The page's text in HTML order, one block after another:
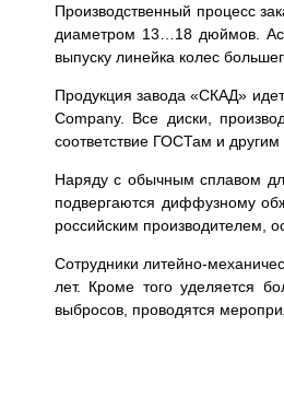
Производственный процесс
диаметром 13…18 дюймов.
выпуску линейка колес
Продукция завода «СКАД»
Company. Все диски,
соответствие ГОСТам и
Наряду с обычным сплавом
подвергаются диффузному
российским производителем,
Сотрудники литейно-
лет. Кроме того уделяется
выбросов, проводятся